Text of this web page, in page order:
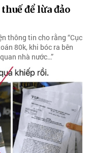
để lừa đảo
thông tin cho rằng “Cục
80k, khi bóc ra bên
nhà nước…”